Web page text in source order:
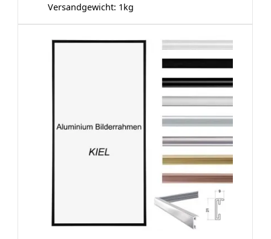
Versandgewicht: 1kg